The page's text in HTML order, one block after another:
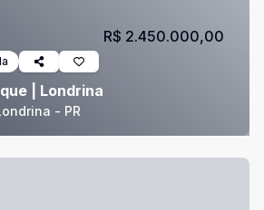
| Londrina
- PR
R$ 2.450.000,00